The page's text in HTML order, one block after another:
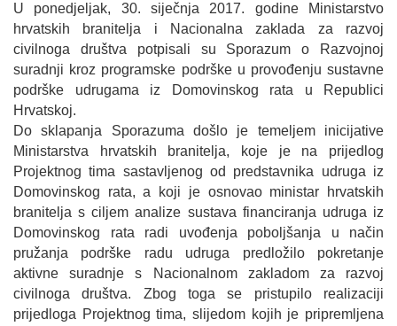
U ponedjeljak, 30. siječnja 2017. godine Ministarstvo
hrvatskih branitelja i Nacionalna zaklada za razvoj
civilnoga društva potpisali su Sporazum o Razvojnoj
suradnji kroz programske podrške u provođenju sustavne
podrške udrugama iz Domovinskog rata u Republici
Hrvatskoj.
Do sklapanja Sporazuma došlo je temeljem inicijative
Ministarstva hrvatskih branitelja, koje je na prijedlog
Projektnog tima sastavljenog od predstavnika udruga iz
Domovinskog rata, a koji je osnovao ministar hrvatskih
branitelja s ciljem analize sustava financiranja udruga iz
Domovinskog rata radi uvođenja poboljšanja u način
pružanja podrške radu udruga predložilo pokretanje
aktivne suradnje s Nacionalnom zakladom za razvoj
civilnoga društva. Zbog toga se pristupilo realizaciji
prijedloga Projektnog tima, slijedom kojih je pripremljena